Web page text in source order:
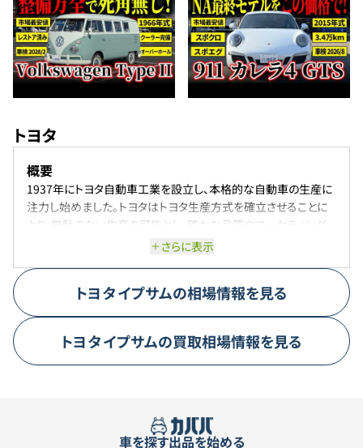
トヨタ
概要
1937年にトヨタ自動車工業を設立し、本格的な自動車の生産に
注力し始めました。トヨタはトヨタ生産方式を確立させることに
より、無駄のない生産を可能とし、確かな品質やマーケティング
力で日本の経済を支えるほどの大きな会社に成長しました。「い
タは、水素やEVの開発にも力を入れ、全方位戦略により、自動車
メーカーからモビリティカンパニーを目指して成長を続けていま
代表車種
代表的な車種は、クラウン。現在で16代目となるクラウンは、トヨ
て根強い人気を誇ります。純国産車である安心感や時代の変化
に適応した進化など、高級車に対する期待を裏切らない魅力を
さらに表示
トヨタイプサムの相場情報を見る
トヨタイプサムの買取相場情報を見る
車を探す出品を始める